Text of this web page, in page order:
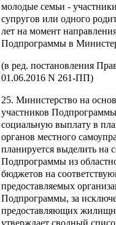
молодые семьи -
супругов или одного
лет на момент
Подпрограммы в
(в ред. постановления
01.06.2016 N 261-ПП)
25. Министерство на
участников
социальную выплату в
органов местного
планируется выделить на
Подпрограммы из
бюджетов на
предоставляемых
Подпрограммы, за
предоставляющих
утверждает сводный